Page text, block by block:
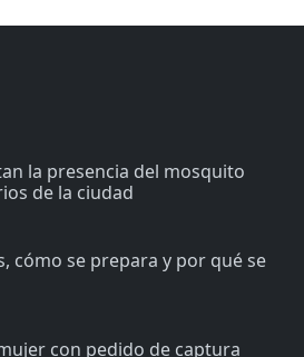
la presencia del mosquito
de la ciudad
cómo se prepara y por qué se
con pedido de captura